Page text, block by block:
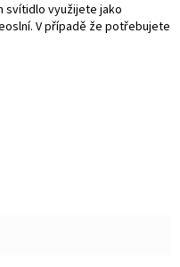
svítidlo využijete jako
V případě že potřebujete